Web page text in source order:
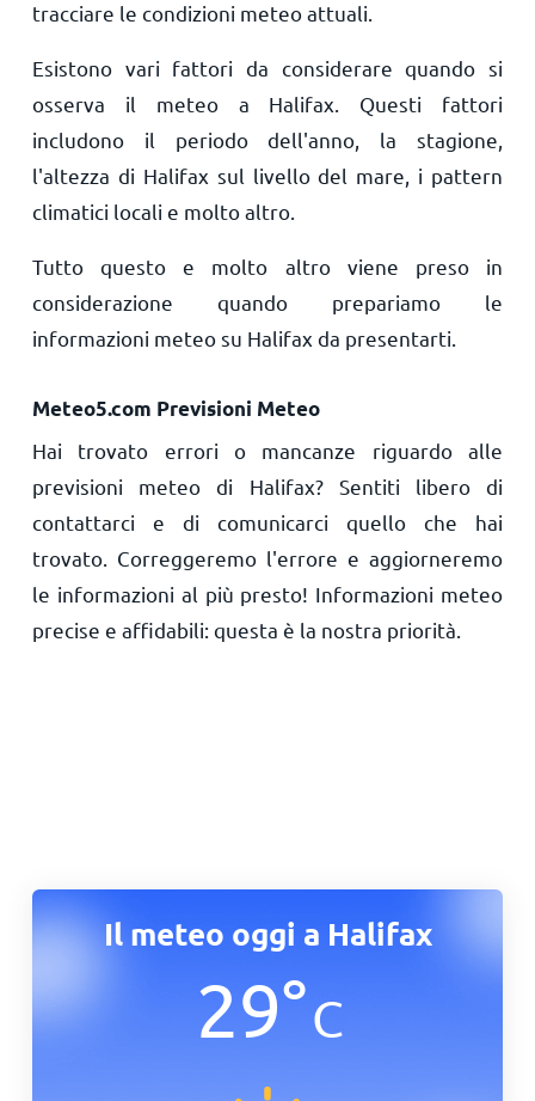
tracciare le condizioni meteo attuali.
Esistono vari fattori da considerare quando si
osserva il meteo a Halifax. Questi fattori
includono il periodo dell'anno, la stagione,
l'altezza di Halifax sul livello del mare, i pattern
climatici locali e molto altro.
Tutto questo e molto altro viene preso in
considerazione quando prepariamo le
informazioni meteo su Halifax da presentarti.
Meteo5.com Previsioni Meteo
Hai trovato errori o mancanze riguardo alle
previsioni meteo di Halifax? Sentiti libero di
contattarci e di comunicarci quello che hai
trovato. Correggeremo l'errore e aggiorneremo
le informazioni al più presto! Informazioni meteo
precise e affidabili: questa è la nostra priorità.
Il meteo oggi a Halifax
29°C